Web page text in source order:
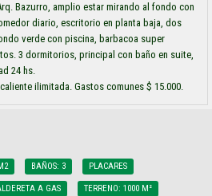
Bazurro, amplio estar mirando al fondo con
diario, escritorio en planta baja, dos
verde con piscina, barbacoa super
3 dormitorios, principal con baño en suite,
24 hs.
ilimitada. Gastos comunes $ 15.000.
BAÑOS: 3 PLACARES
A GAS TERRENO: 1000 M²